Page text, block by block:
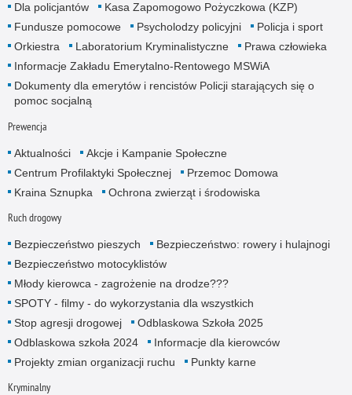
Dla policjantów
Kasa Zapomogowo Pożyczkowa (KZP)
Fundusze pomocowe
Psycholodzy policyjni
Policja i sport
Orkiestra
Laboratorium Kryminalistyczne
Prawa człowieka
Informacje Zakładu Emerytalno-Rentowego MSWiA
Dokumenty dla emerytów i rencistów Policji starających się o
pomoc socjalną
Prewencja
Aktualności
Akcje i Kampanie Społeczne
Centrum Profilaktyki Społecznej
Przemoc Domowa
Kraina Sznupka
Ochrona zwierząt i środowiska
Ruch drogowy
Bezpieczeństwo pieszych
Bezpieczeństwo: rowery i hulajnogi
Bezpieczeństwo motocyklistów
Młody kierowca - zagrożenie na drodze???
SPOTY - filmy - do wykorzystania dla wszystkich
Stop agresji drogowej
Odblaskowa Szkoła 2025
Odblaskowa szkoła 2024
Informacje dla kierowców
Projekty zmian organizacji ruchu
Punkty karne
Kryminalny